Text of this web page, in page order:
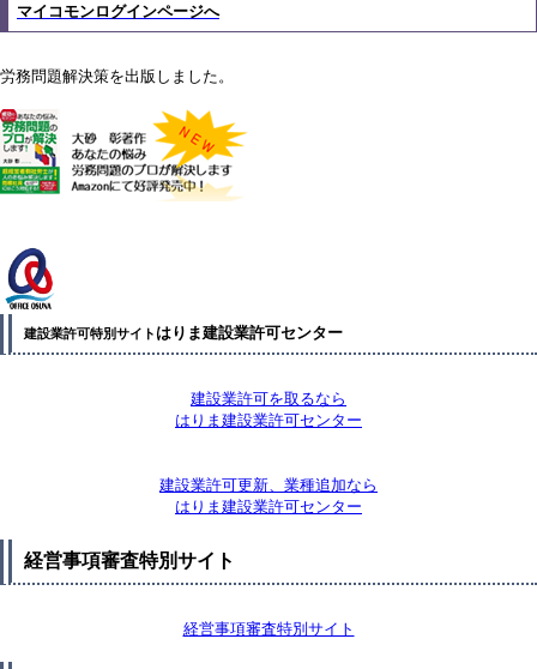
マイコモンログインページへ
労務問題解決策を出版しました。
建設業許可特別サイト はりま建設業許可センター
建設業許可を取るなら
はりま建設業許可センター
建設業許可更新、業種追加なら
はりま建設業許可センター
経営事項審査特別サイト
経営事項審査特別サイト